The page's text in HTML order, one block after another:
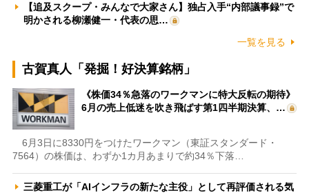
【追及スクープ・みんなで大家さん】独占入手“内部議事録”で
明かされる柳瀬健一・代表の思…
一覧を見る
古賀真人「発掘！好決算銘柄」
《株価34％急落のワークマンに特大反転の期待》
6月の売上低迷を吹き飛ばす第1四半期決算、…
6月3日に8330円をつけたワークマン（東証スタンダード・
7564）の株価は、わずか1カ月あまりで約34％下落…
三菱重工が「AIインフラの新たな主役」として再評価される気